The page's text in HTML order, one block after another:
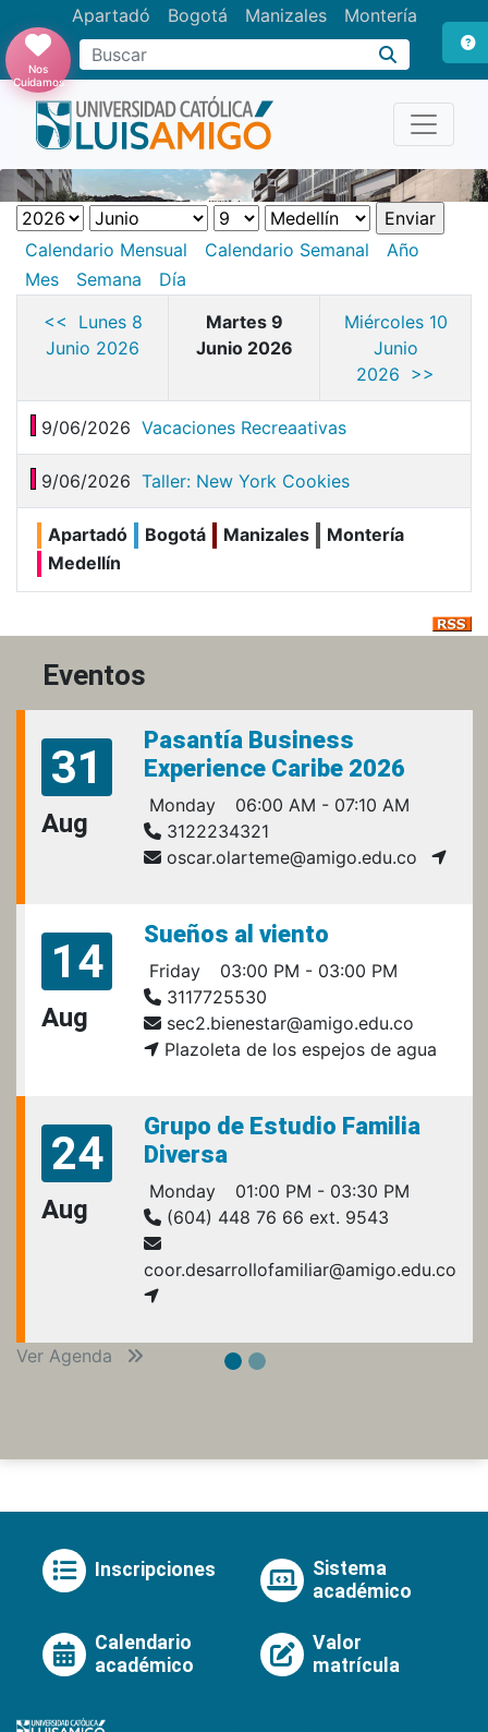
Apartadó Bogotá Manizales Montería
Buscar
Nos
Cuidamos
Calendario Mensual Calendario Semanal
Año
Mes
Semana
Día
<< Lunes 8
Junio 2026
Martes 9
Junio 2026
Miércoles 10
Junio
2026 >>
9/06/2026 Vacaciones Recreaativas
9/06/2026 Taller: New York Cookies
Apartadó Bogotá Manizales
Montería
Medellín
Eventos
31
Aug
Pasantía Business
Experience Caribe 2026
Monday
06:00 AM - 07:10 AM
3122234321
oscar.olarteme@amigo.edu.co
14
Aug
Sueños al viento
Friday
03:00 PM - 03:00 PM
3117725530
sec2.bienestar@amigo.edu.co
Plazoleta de los espejos de agua
24
Aug
Grupo de Estudio Familia
Diversa
Monday
01:00 PM - 03:30 PM
(604) 448 76 66 ext. 9543
coor.desarrollofamiliar@amigo.edu.co
Ver Agenda
Inscripciones
Sistema
académico
Calendario
académico
Valor
matrícula